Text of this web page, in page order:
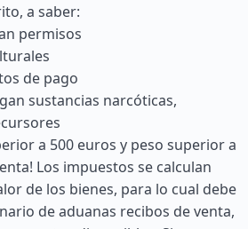
a saber:
permisos
de pago
sustancias narcóticas,
a 500 euros y peso superior a
Los impuestos se calculan
de los bienes, para lo cual debe
de aduanas recibos de venta,